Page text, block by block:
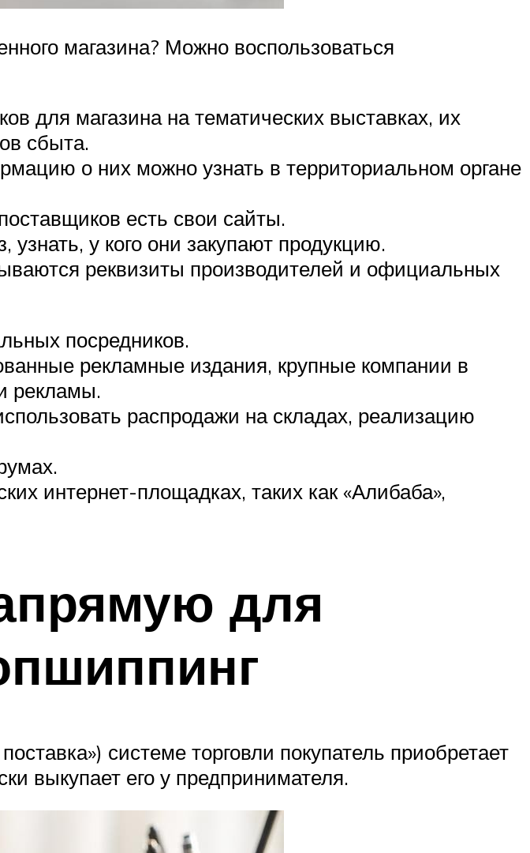
магазина? Можно воспользоваться
для магазина на тематических выставках, их
сбыта.
о них можно узнать в территориальном органе
есть свои сайты.
у кого они закупают продукцию.
реквизиты производителей и официальных
посредников.
рекламные издания, крупные компании в
рекламы.
распродажи на складах, реализацию
интернет-площадках, таких как «Алибаба»,
для
системе торговли покупатель приобретает
выкупает его у предпринимателя.